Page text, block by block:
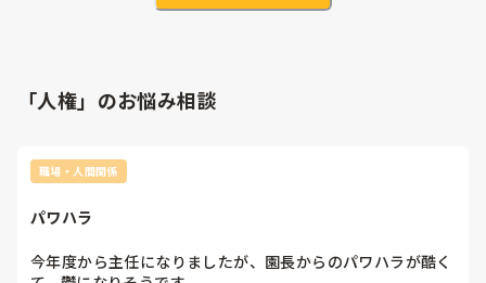
「人権」のお悩み相談
職場・人間関係
パワハラ
今年度から主任になりましたが、園長からのパワハラが酷く